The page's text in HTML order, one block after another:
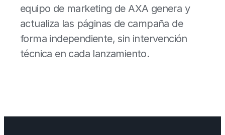
equipo de marketing de AXA genera y
actualiza las páginas de campaña de
forma independiente, sin intervención
técnica en cada lanzamiento.